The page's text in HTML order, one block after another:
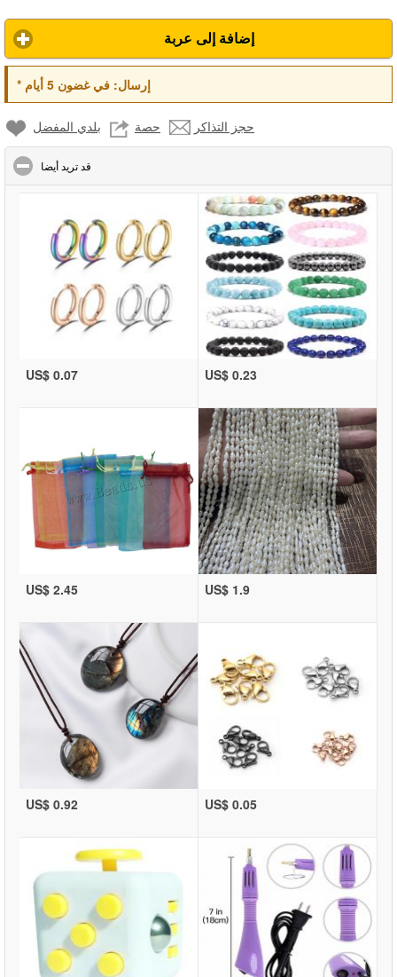
إضافة إلى عربة
* إرسال:في غضون 5 أيام
بلدي المفضل حصة حجز التذاكر
قد تريد أيضا
US$ 0.07 US$ 0.23
US$ 2.45 US$ 1.9
US$ 0.92 US$ 0.05